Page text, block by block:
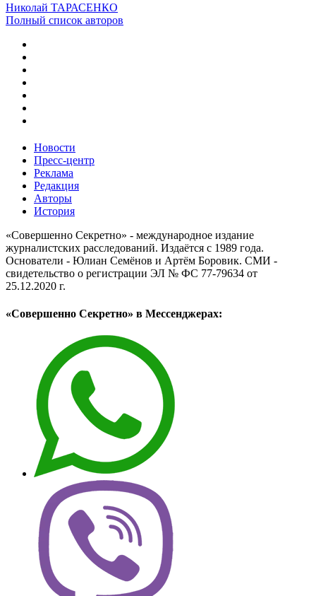
Николай ТАРАСЕНКО
Полный список авторов
Новости
Пресс-центр
Реклама
Редакция
Авторы
История
«Совершенно Секретно» - международное издание
журналистских расследований. Издаётся с 1989 года.
Основатели - Юлиан Семёнов и Артём Боровик. CМИ -
свидетельство о регистрации ЭЛ № ФС 77-79634 от
25.12.2020 г.
«Совершенно Секретно» в Мессенджерах: